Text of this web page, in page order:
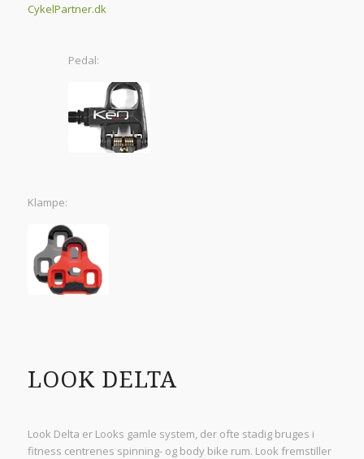
CykelPartner.dk
Pedal:
Klampe:
LOOK DELTA
Look Delta er Looks gamle system, der ofte stadig bruges i
fitness centrenes spinning- og body bike rum. Look fremstiller